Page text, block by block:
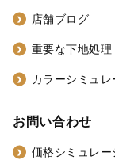
店舗ブログ
重要な下地処理
カラーシミュレ
お問い合わせ
価格シミュレー